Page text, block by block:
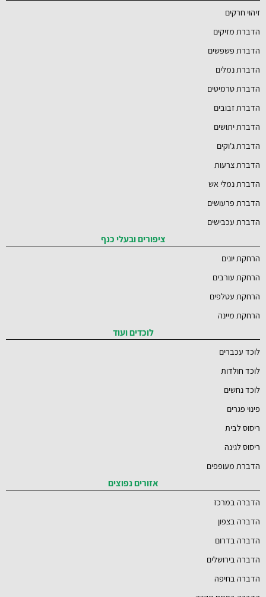
זיהוי חרקים
הדברת מזיקים
הדברת פשפשים
הדברת נמלים
הדברת טרמיטים
הדברת זבובים
הדברת יתושים
הדברת ג'וקים
הדברת צרעות
הדברת נמלי אש
הדברת פרעושים
הדברת עכבישים
ציפורים ובעלי כנף
הרחקת יונים
הרחקת עורבים
הרחקת עטלפים
הרחקת מיינה
לוכדים ועוד
לוכד עכברים
לוכד חולדות
לוכד נחשים
פינוי פגרים
ריסוס לבית
ריסוס לגינה
הדברת מעופפים
אזורים נפוצים
הדברה במרכז
הדברה בצפון
הדברה בדרום
הדברה בירושלים
הדברה בחיפה